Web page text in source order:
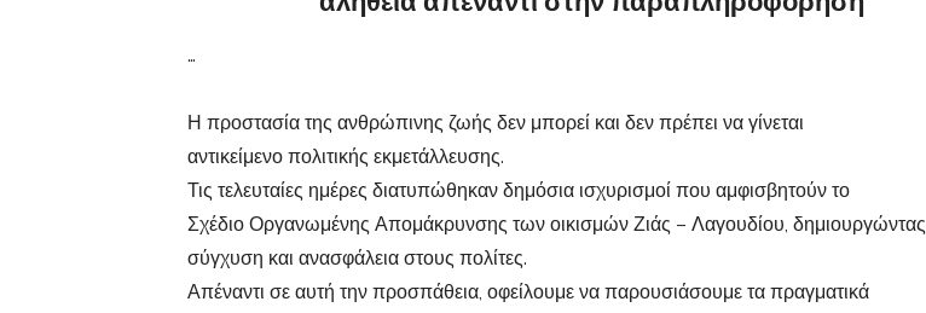
…
Η προστασία της ανθρώπινης ζωής δεν μπορεί και δεν πρέπει να γίνεται
αντικείμενο πολιτικής εκμετάλλευσης.
Τις τελευταίες ημέρες διατυπώθηκαν δημόσια ισχυρισμοί που αμφισβητούν το
Σχέδιο Οργανωμένης Απομάκρυνσης των οικισμών Ζιάς – Λαγουδίου, δημιουργώντας
σύγχυση και ανασφάλεια στους πολίτες.
Απέναντι σε αυτή την προσπάθεια, οφείλουμε να παρουσιάσουμε τα πραγματικά